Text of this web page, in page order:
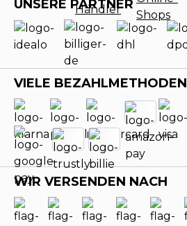
UNSERE PARTNER
VIELE BEZAHLMETHODEN
WIR VERSENDEN NACH